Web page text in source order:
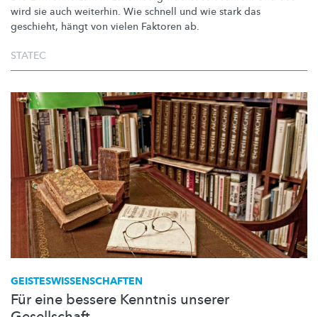
wird sie auch weiterhin. Wie schnell und wie stark das
geschieht, hängt von vielen Faktoren ab.
STATEC
GEISTESWISSENSCHAFTEN
Für eine bessere Kenntnis unserer